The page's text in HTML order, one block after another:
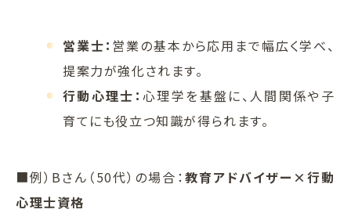
営業士： 営業の基本から応用まで幅広く学べ、
提案力が強化されます。
行動心理士：心理学を基盤に、人間関係や子
育てにも役立つ知識が得られます。
■例）Bさん（50代）の場合： 教育アドバイザー×行動
心理士資格